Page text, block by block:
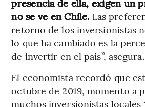
presencia de ella, exigen un
no se ve en Chile. Las
retorno de los inversionistas
lo que ha cambiado es la
de invertir en el país”, asegura.
El economista recordó que
octubre de 2019, momento a
muchos inversionistas locales